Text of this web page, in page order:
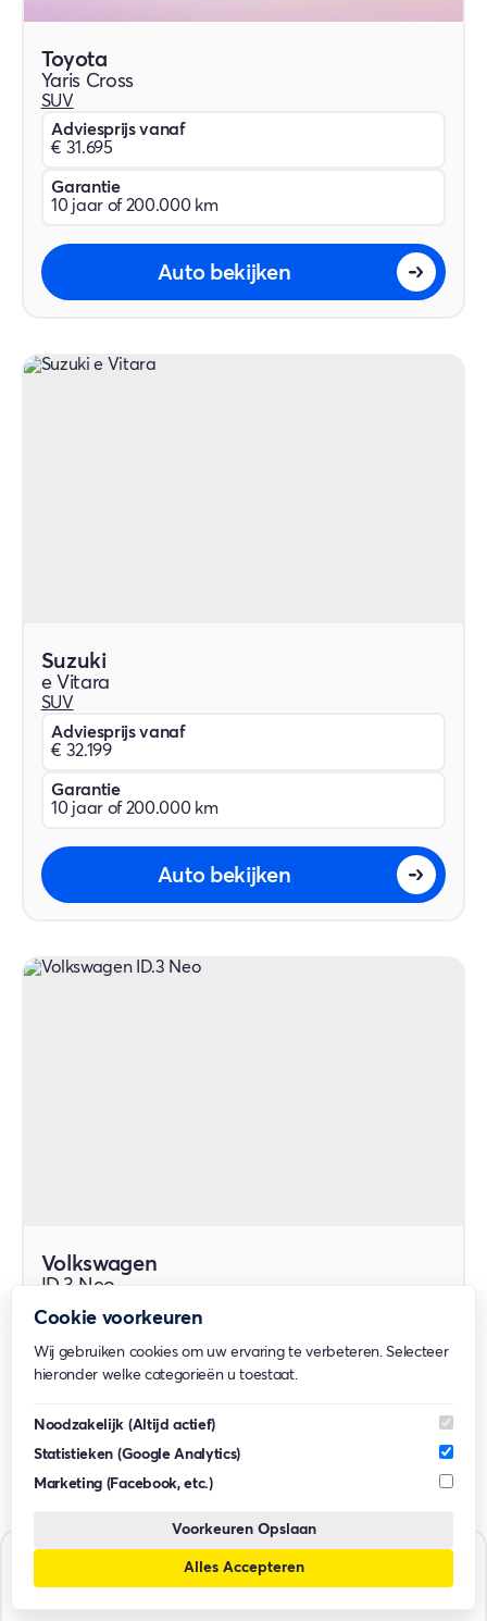
Toyota
Yaris Cross
SUV
Adviesprijs vanaf
€ 31.695
Garantie
10 jaar of 200.000 km
Auto bekijken
Suzuki
e Vitara
SUV
Adviesprijs vanaf
€ 32.199
Garantie
10 jaar of 200.000 km
Auto bekijken
Volkswagen
ID.3 Neo
Hatchback
€ 32.990
Auto bekijken
Auto's filteren
Cookie voorkeuren
Wij gebruiken cookies om uw ervaring te verbeteren. Selecteer
hieronder welke categorieën u toestaat.
Noodzakelijk (Altijd actief)
Statistieken (Google Analytics)
Marketing (Facebook, etc.)
Voorkeuren Opslaan
Alles Accepteren